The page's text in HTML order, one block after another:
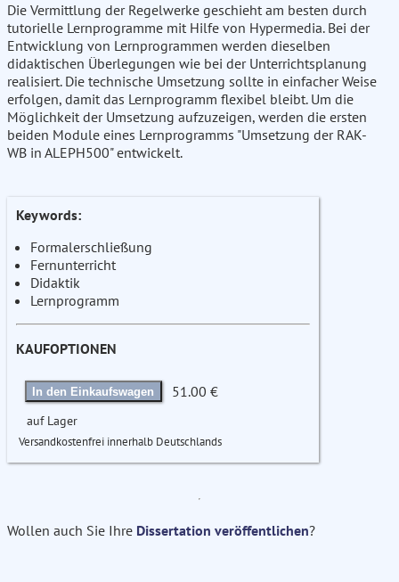
Die Vermittlung der Regelwerke geschieht am besten durch
tutorielle Lernprogramme mit Hilfe von Hypermedia. Bei der
Entwicklung von Lernprogrammen werden dieselben
didaktischen Überlegungen wie bei der Unterrichtsplanung
realisiert. Die technische Umsetzung sollte in einfacher Weise
erfolgen, damit das Lernprogramm flexibel bleibt. Um die
Möglichkeit der Umsetzung aufzuzeigen, werden die ersten
beiden Module eines Lernprogramms "Umsetzung der RAK-
WB in ALEPH500" entwickelt.
Keywords:
Formalerschließung
Fernunterricht
Didaktik
Lernprogramm
KAUFOPTIONEN
In den Einkaufswagen 51.00 €
auf Lager
Versandkostenfrei innerhalb Deutschlands
Wollen auch Sie Ihre Dissertation veröffentlichen?